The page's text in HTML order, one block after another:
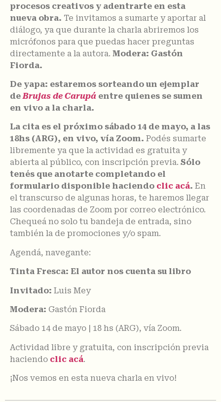
procesos creativos y adentrarte en esta
nueva obra. Te invitamos a sumarte y aportar al
diálogo, ya que durante la charla abriremos los
micrófonos para que puedas hacer preguntas
directamente a la autora. Modera: Gastón
Fiorda.
De yapa: estaremos sorteando un ejemplar
deBrujas de Carupá entre quienes se sumen
en vivo a la charla.
La cita es el próximo sábado 14 de mayo, a las
18hs (ARG), en vivo, vía Zoom. Podés sumarte
libremente ya que la actividad es gratuita y
abierta al público, con inscripción previa. Sólo
tenés que anotarte completando el
formulario disponible haciendo clic acá. En
el transcurso de algunas horas, te haremos llegar
las coordenadas de Zoom por correo electrónico.
Chequeá no solo tu bandeja de entrada, sino
también la de promociones y/o spam.
Agendá, navegante:
Tinta Fresca: El autor nos cuenta su libro
Invitado: Luis Mey
Modera: Gastón Fiorda
Sábado 14 de mayo | 18 hs (ARG), vía Zoom.
Actividad libre y gratuita, con inscripción previa
haciendo clic acá.
¡Nos vemos en esta nueva charla en vivo!